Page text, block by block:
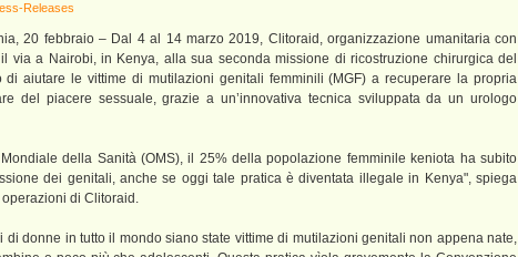
Releases
20 febbraio – Dal 4 al 14 marzo 2019, Clitoraid, organizzazione umanitaria con
via a Nairobi, in Kenya, alla sua seconda missione di ricostruzione chirurgica del
aiutare le vittime di mutilazioni genitali femminili (MGF) a recuperare la propria
del piacere sessuale, grazie a un’innovativa tecnica sviluppata da un urologo
della Sanità (OMS), il 25% della popolazione femminile keniota ha subito
dei genitali, anche se oggi tale pratica è diventata illegale in Kenya", spiega
di Clitoraid.
di donne in tutto il mondo siano state vittime di mutilazioni genitali non appena nate,